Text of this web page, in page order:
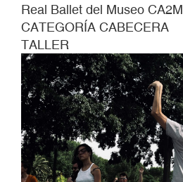
Real Ballet del Museo CA2M
CATEGORÍA CABECERA
TALLER